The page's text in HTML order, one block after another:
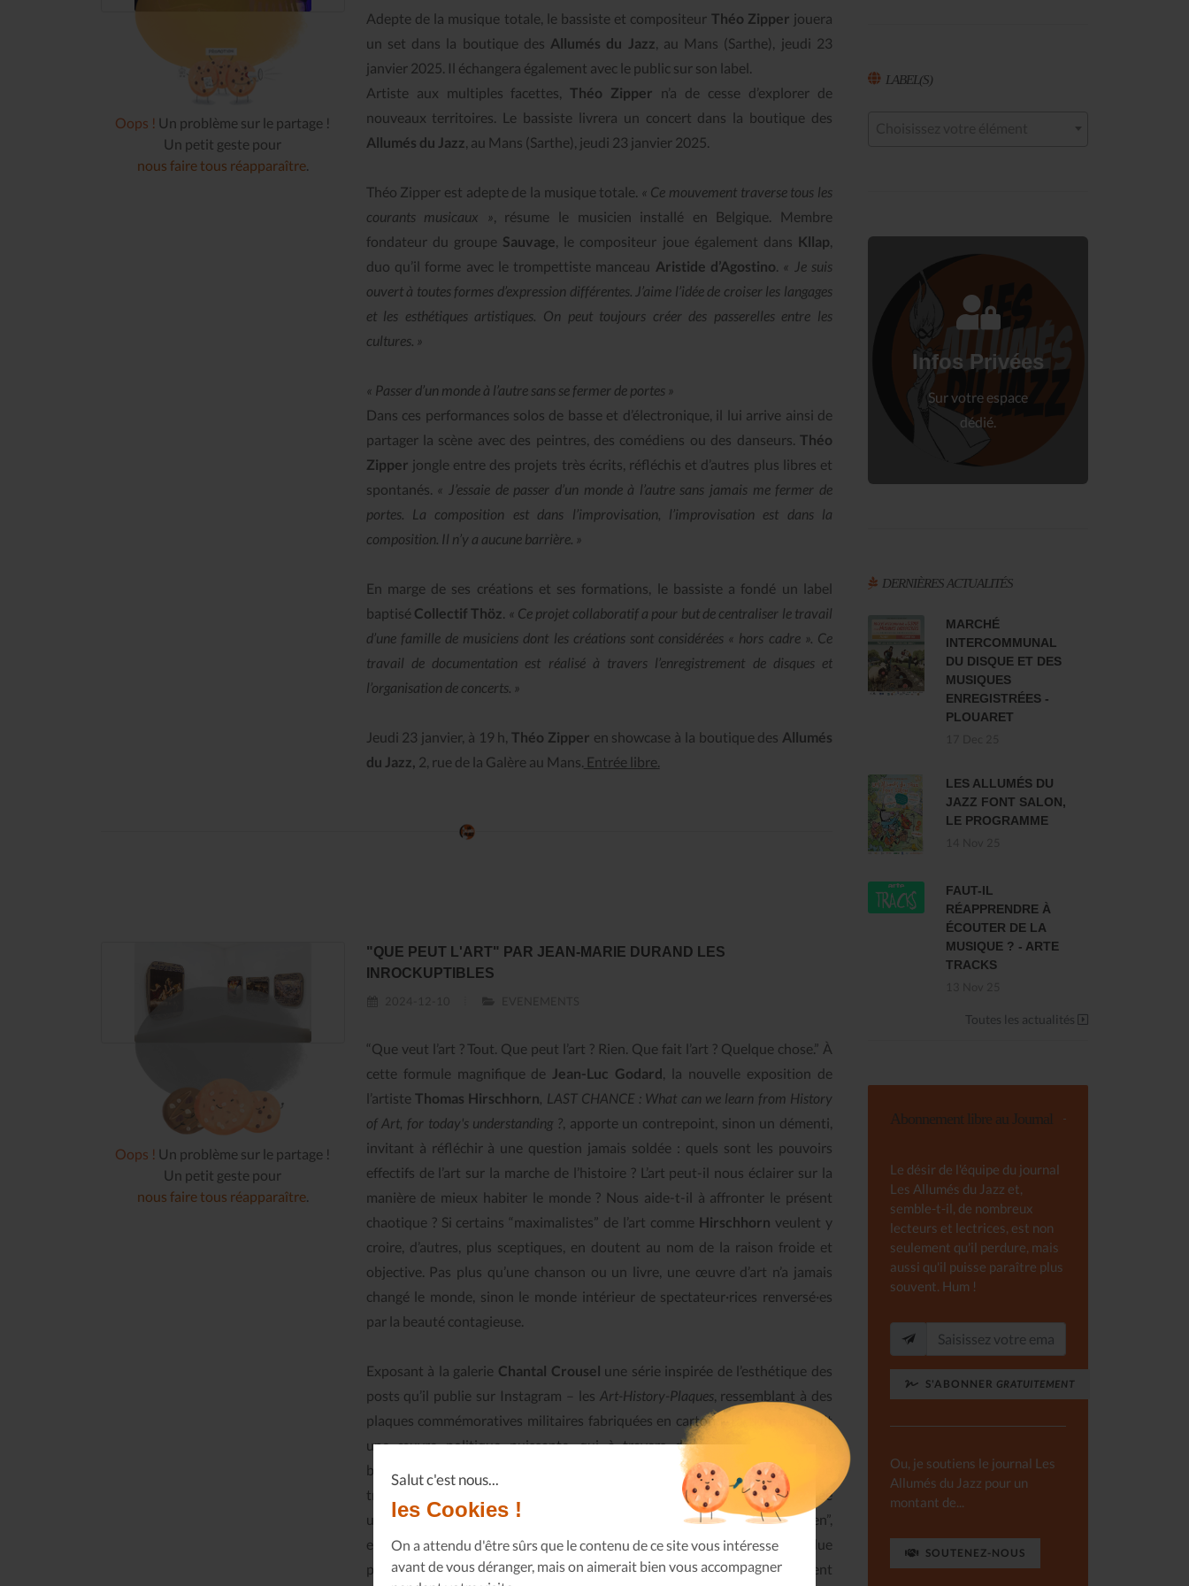
Salut c'est nous...
les Cookies !
On a attendu d'être sûrs que le contenu de ce site vous intéresse
avant de vous déranger, mais on aimerait bien vous accompagner
Oops ! Un problème sur le partage !
Un petit geste pour
nous faire tous réapparaître.
Adepte de la musique totale, le bassiste et compositeur Théo Zipper jouera
un set dans la boutique des Allumés du Jazz, au Mans (Sarthe), jeudi 23
janvier 2025. Il échangera également avec le public sur son label.
Artiste aux multiples facettes,Théo Zipper n’a de cesse d’explorer de
nouveaux territoires. Le bassiste livrera un concert dans la boutique des
Allumés du Jazz, au Mans (Sarthe), jeudi 23 janvier 2025.
Théo Zipper est adepte de la musique totale. « Ce mouvement traverse tous les
courants musicaux », résume le musicien installé en Belgique. Membre
fondateur du groupe Sauvage, le compositeur joue également dans Kllap,
duo qu’il forme avec le trompettiste manceau Aristide d’Agostino. « Je suis
ouvert à toutes formes d’expression différentes. J’aime l’idée de croiser les langages
et les esthétiques artistiques. On peut toujours créer des passerelles entre les
cultures. »
« Passer d’un monde à l’autre sans se fermer de portes »
Dans ces performances solos de basse et d’électronique, il lui arrive ainsi de
partager la scène avec des peintres, des comédiens ou des danseurs. Théo
Zipper jongle entre des projets très écrits, réfléchis et d’autres plus libres et
spontanés. « J’essaie de passer d’un monde à l’autre sans jamais me fermer de
portes. La composition est dans l’improvisation, l’improvisation est dans la
composition. Il n’y a aucune barrière. »
En marge de ses créations et ses formations, le bassiste a fondé un label
baptisé Collectif Thöz. « Ce projet collaboratif a pour but de centraliser le travail
d’une famille de musiciens dont les créations sont considérées « hors cadre ». Ce
travail de documentation est réalisé à travers l’enregistrement de disques et
l’organisation de concerts. »
Jeudi 23 janvier, à 19 h,Théo Zipper en showcase à la boutique des Allumés
du Jazz, 2, rue de la Galère au Mans. Entrée libre.
Oops ! Un problème sur le partage !
Un petit geste pour
nous faire tous réapparaître.
"QUE PEUT L'ART" PAR JEAN-MARIE DURAND LES
INROCKUPTIBLES
“Que veut l’art ? Tout. Que peut l’art ? Rien. Que fait l’art ? Quelque chose.” À
cette formule magnifique de Jean-Luc Godard, la nouvelle exposition de
l’artiste Thomas Hirschhorn, LAST CHANCE : What can we learn from History
of Art, for today's understanding ?, apporte un contrepoint, sinon un démenti,
invitant à réfléchir à une question jamais soldée : quels sont les pouvoirs
effectifs de l’art sur la marche de l’histoire ? L’art peut-il nous éclairer sur la
manière de mieux habiter le monde ? Nous aide-t-il à affronter le présent
chaotique ? Si certains “maximalistes” de l’art comme Hirschhorn veulent y
croire, d’autres, plus sceptiques, en doutent au nom de la raison froide et
objective. Pas plus qu’une chanson ou un livre, une œuvre d’art n’a jamais
changé le monde, sinon le monde intérieur de spectateur·rices renversé·es
par la beauté contagieuse.
Exposant à la galerie Chantal Crousel une série inspirée de l’esthétique des
posts qu’il publie sur Instagram – les Art-History-Plaques, ressemblant à des
plaques commémoratives militaires fabriquées en carton -, l’artiste poursuit
une œuvre politique puissante, qui à travers des formes précaires et
bricolées, défend une idée proche d’un miracle : la possibilité qu’a l’art de
transformer les vies. “Je crois au pouvoir de l’Art parce qu’il ouvre une percée
universelle et intemporelle dans les habitudes de commenter le quotidien”,
estime-t-il dans le texte qui accompagne ses pièces. “Cette percée, rendue
possible par l’Art, peut être la clé pour apprendre et comprendre réellement
LABEL(S)
Infos Privées
Sur votre espace
dédié.
Connectez-vous
à votre espace privé.
DERNIÈRES ACTUALITÉS
MARCHÉ
INTERCOMMUNAL
DU DISQUE ET DES
MUSIQUES
ENREGISTRÉES -
PLOUARET
LES ALLUMÉS DU
JAZZ FONT SALON,
LE PROGRAMME
FAUT-IL
RÉAPPRENDRE À
ÉCOUTER DE LA
MUSIQUE ? - ARTE
TRACKS
Toutes les actualités
Abonnement libre au Journal
Le désir de l'équipe du journal
Les Allumés du Jazz et,
semble-t-il, de nombreux
lecteurs et lectrices, est non
seulement qu'il perdure, mais
aussi qu'il puisse paraître plus
souvent. Hum !
S'ABONNER GRATUITEMENT
Ou, je soutiens le journal Les
Allumés du Jazz pour un
montant de...
SOUTENEZ-NOUS